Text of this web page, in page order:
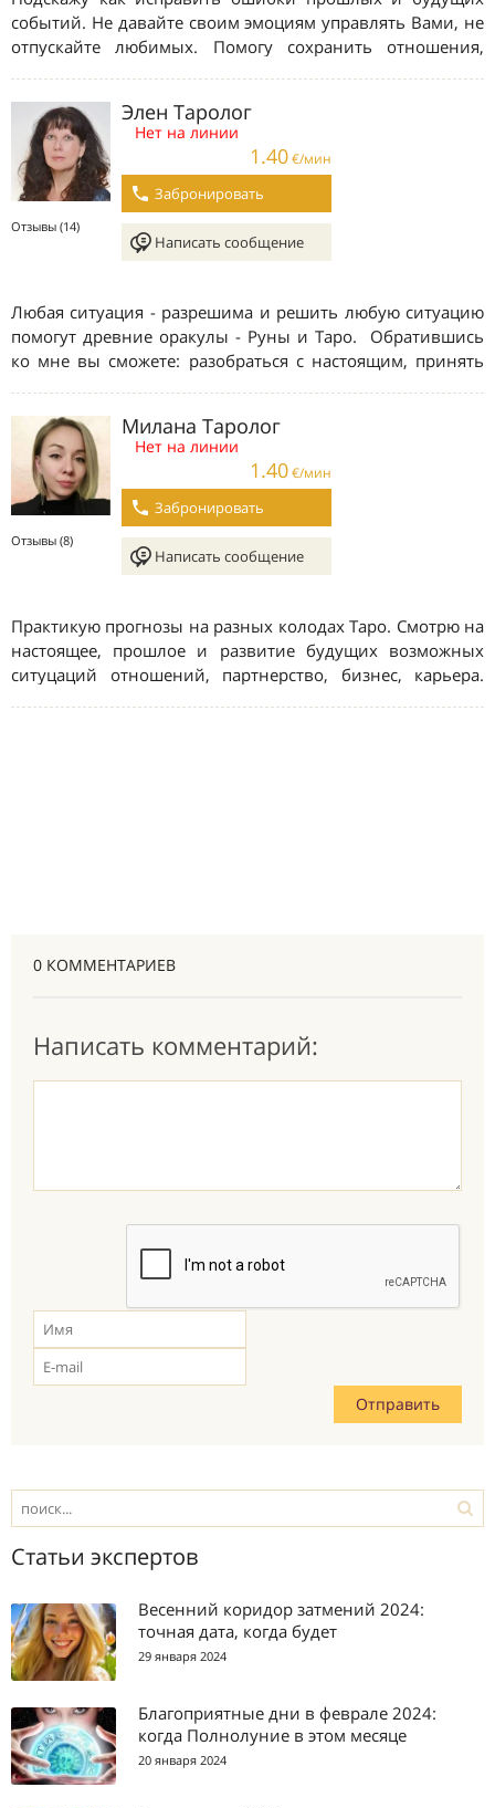
0 КОММЕНТАРИЕВ
Написать комментарий:
Статьи экспертов
Весенний коридор затмений 2024:
точная дата, когда будет
29 января 2024
Благоприятные дни в феврале 2024:
когда Полнолуние в этом месяце
20 января 2024